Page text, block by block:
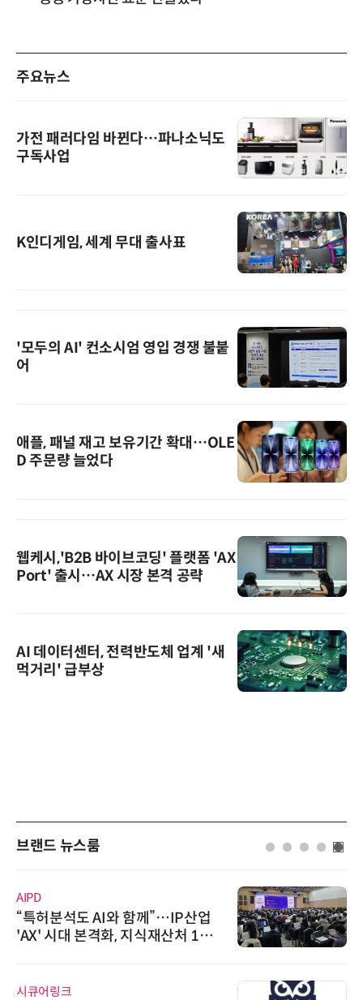
주요뉴스
가전 패러다임 바뀐다…파나소닉도
구독사업
K인디게임, 세계 무대 출사표
'모두의 AI' 컨소시엄 영입 경쟁 불붙
어
애플, 패널 재고 보유기간 확대…OLE
D 주문량 늘었다
웹케시,'B2B 바이브코딩' 플랫폼 'AX
Port' 출시…AX 시장 본격 공략
AI 데이터센터, 전력반도체 업계 '새
먹거리' 급부상
브랜드 뉴스룸
로옴세미컨덕터코리아
로옴, 발진 출력 4배 높인 2세대 테
라헤르츠파 발진 디바이스 개발
위고페어